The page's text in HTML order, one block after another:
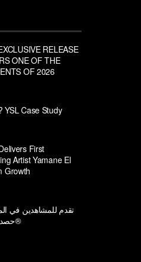
RELEASE
ONE OF THE
OF 2026
YSL Case Study
First
Artist Yamane El
Growth
حصدت 98 ترشيحاً لجوائز إيمي®